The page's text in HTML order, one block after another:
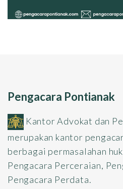
Pengacara Pontianak
Kantor Advokat dan
merupakan kantor
berbagai permasalahan
Pengacara Perceraian,
Pengacara Perdata.